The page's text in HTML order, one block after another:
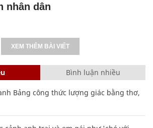
nhân dân
XEM THÊM BÀI VIẾT
Bình luận nhiều
Bảng công thức lượng giác bằng thơ,